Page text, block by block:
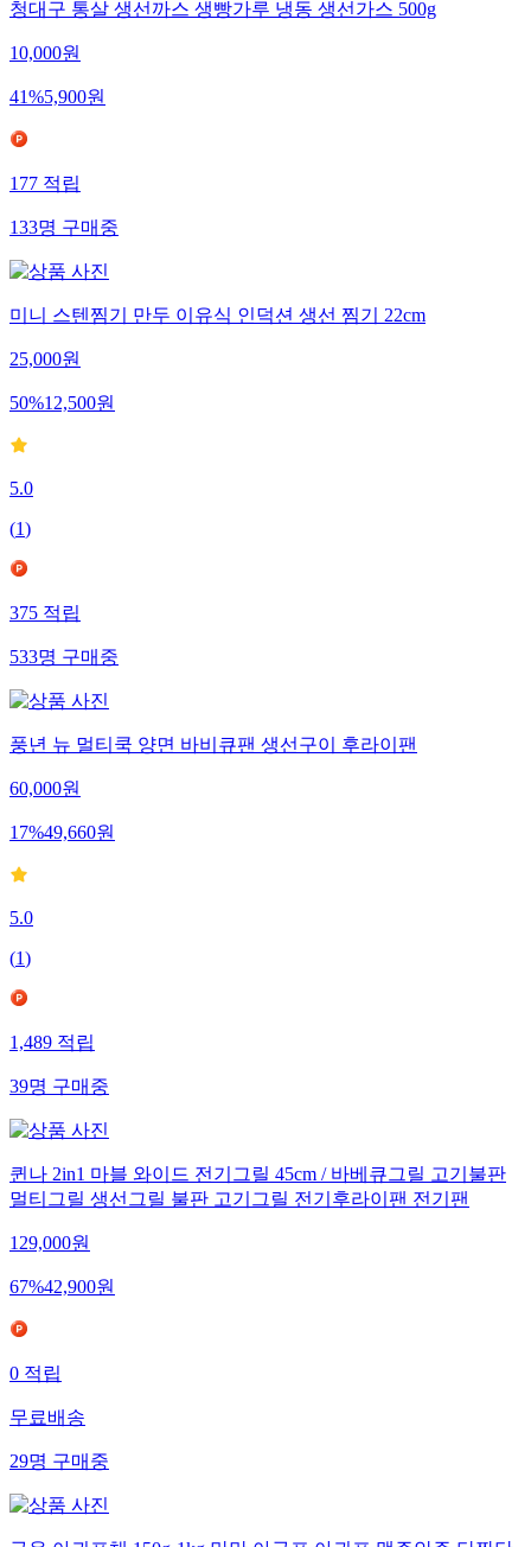
청대구 통살 생선까스 생빵가루 냉동 생선가스 500g
10,000원
41%5,900원
177적립
133명구매중
미니 스텐찜기 만두 이유식 인덕션 생선 찜기 22cm
25,000원
50%12,500원
5.0
(1)
375적립
533명구매중
풍년 뉴 멀티쿡 양면 바비큐팬 생선구이 후라이팬
60,000원
17%49,660원
5.0
(1)
1,489적립
39명구매중
퀸나 2in1 마블 와이드 전기그릴 45cm / 바베큐그릴 고기불판
멀티그릴 생선그릴 불판 고기그릴 전기후라이팬 전기팬
129,000원
67%42,900원
0적립
무료배송
29명구매중